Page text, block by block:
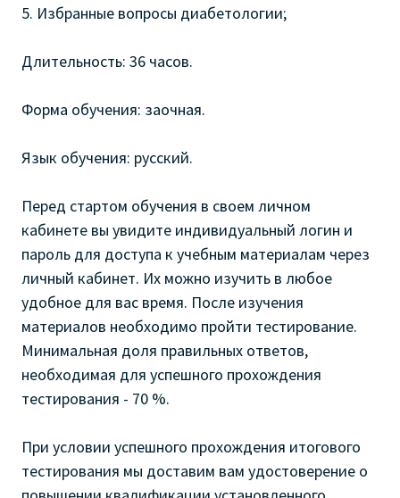
5. Избранные вопросы диабетологии;
Длительность: 36 часов.
Форма обучения: заочная.
Язык обучения: русский.
Перед стартом обучения в своем личном
кабинете вы увидите индивидуальный логин и
пароль для доступа к учебным материалам через
личный кабинет. Их можно изучить в любое
удобное для вас время. После изучения
материалов необходимо пройти тестирование.
Минимальная доля правильных ответов,
необходимая для успешного прохождения
тестирования - 70 %.
При условии успешного прохождения итогового
тестирования мы доставим вам удостоверение о